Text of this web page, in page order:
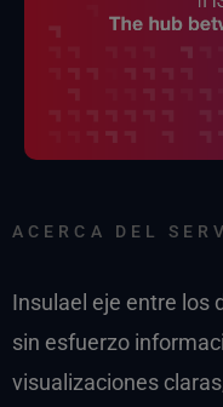
ACERCA DEL
Insulael eje entre los
sin esfuerzo
visualizaciones